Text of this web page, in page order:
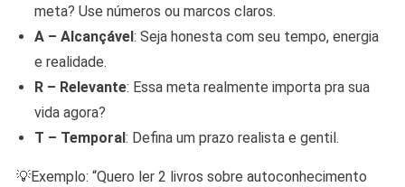
meta? Use números ou marcos claros.
A – Alcançável : Seja honesta com seu tempo, energia
e realidade.
R – Relevante: Essa meta realmente importa pra sua
vida agora?
T – Temporal : Defina um prazo realista e gentil.
💡Exemplo: “Quero ler 2 livros sobre autoconhecimento